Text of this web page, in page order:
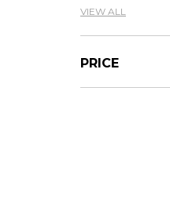
VIEW ALL
PRICE